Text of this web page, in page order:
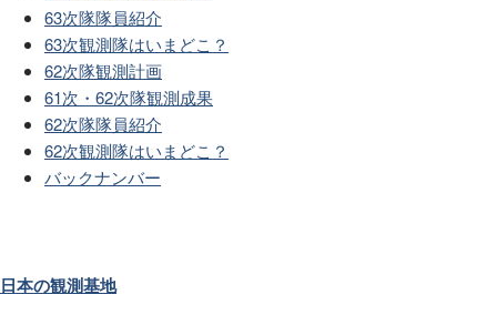
63次隊隊員紹介
63次観測隊はいまどこ？
62次隊観測計画
61次・62次隊観測成果
62次隊隊員紹介
62次観測隊はいまどこ？
バックナンバー
日本の観測基地